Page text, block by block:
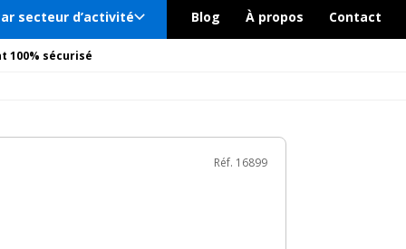
secteur d’activité Blog À propos Contact
100% sécurisé
Réf. 16899